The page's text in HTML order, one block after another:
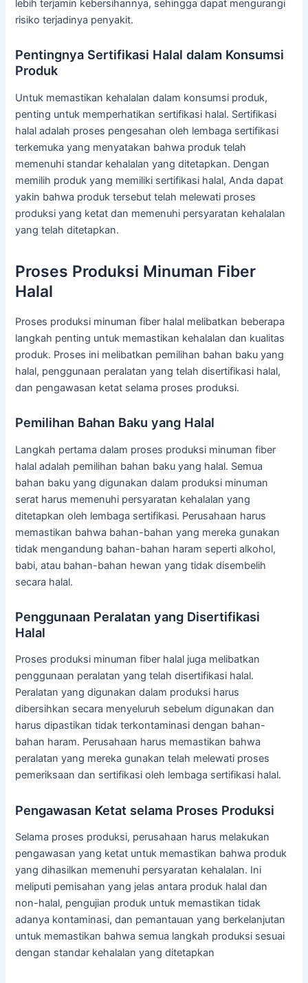
lebih terjamin kebersihannya, sehingga dapat mengurangi
risiko terjadinya penyakit.
Pentingnya Sertifikasi Halal dalam Konsumsi
Produk
Untuk memastikan kehalalan dalam konsumsi produk,
penting untuk memperhatikan sertifikasi halal. Sertifikasi
halal adalah proses pengesahan oleh lembaga sertifikasi
terkemuka yang menyatakan bahwa produk telah
memenuhi standar kehalalan yang ditetapkan. Dengan
memilih produk yang memiliki sertifikasi halal, Anda dapat
yakin bahwa produk tersebut telah melewati proses
produksi yang ketat dan memenuhi persyaratan kehalalan
yang telah ditetapkan.
Proses Produksi Minuman Fiber
Halal
Proses produksi minuman fiber halal melibatkan beberapa
langkah penting untuk memastikan kehalalan dan kualitas
produk. Proses ini melibatkan pemilihan bahan baku yang
halal, penggunaan peralatan yang telah disertifikasi halal,
dan pengawasan ketat selama proses produksi.
Pemilihan Bahan Baku yang Halal
Langkah pertama dalam proses produksi minuman fiber
halal adalah pemilihan bahan baku yang halal. Semua
bahan baku yang digunakan dalam produksi minuman
serat harus memenuhi persyaratan kehalalan yang
ditetapkan oleh lembaga sertifikasi. Perusahaan harus
memastikan bahwa bahan-bahan yang mereka gunakan
tidak mengandung bahan-bahan haram seperti alkohol,
babi, atau bahan-bahan hewan yang tidak disembelih
secara halal.
Penggunaan Peralatan yang Disertifikasi
Halal
Proses produksi minuman fiber halal juga melibatkan
penggunaan peralatan yang telah disertifikasi halal.
Peralatan yang digunakan dalam produksi harus
dibersihkan secara menyeluruh sebelum digunakan dan
harus dipastikan tidak terkontaminasi dengan bahan-
bahan haram. Perusahaan harus memastikan bahwa
peralatan yang mereka gunakan telah melewati proses
pemeriksaan dan sertifikasi oleh lembaga sertifikasi halal.
Pengawasan Ketat selama Proses Produksi
Selama proses produksi, perusahaan harus melakukan
pengawasan yang ketat untuk memastikan bahwa produk
yang dihasilkan memenuhi persyaratan kehalalan. Ini
meliputi pemisahan yang jelas antara produk halal dan
non-halal, pengujian produk untuk memastikan tidak
adanya kontaminasi, dan pemantauan yang berkelanjutan
untuk memastikan bahwa semua langkah produksi sesuai
dengan standar kehalalan yang ditetapkan